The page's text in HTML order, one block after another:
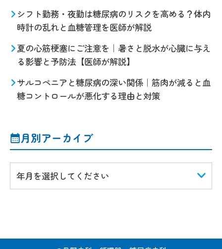
シフト勤務・夜勤は糖尿病のリスクを高める？体内
時計の乱れと血糖管理を医師が解説
夏の心筋梗塞にご注意を｜暑さと脱水が心臓に与え
る影響と予防法【医師が解説】
サルコペニアと糖尿病の深い関係｜筋肉が減ると血
糖コントロールが悪化する理由と対策
月別アーカイブ
年月を選択してください